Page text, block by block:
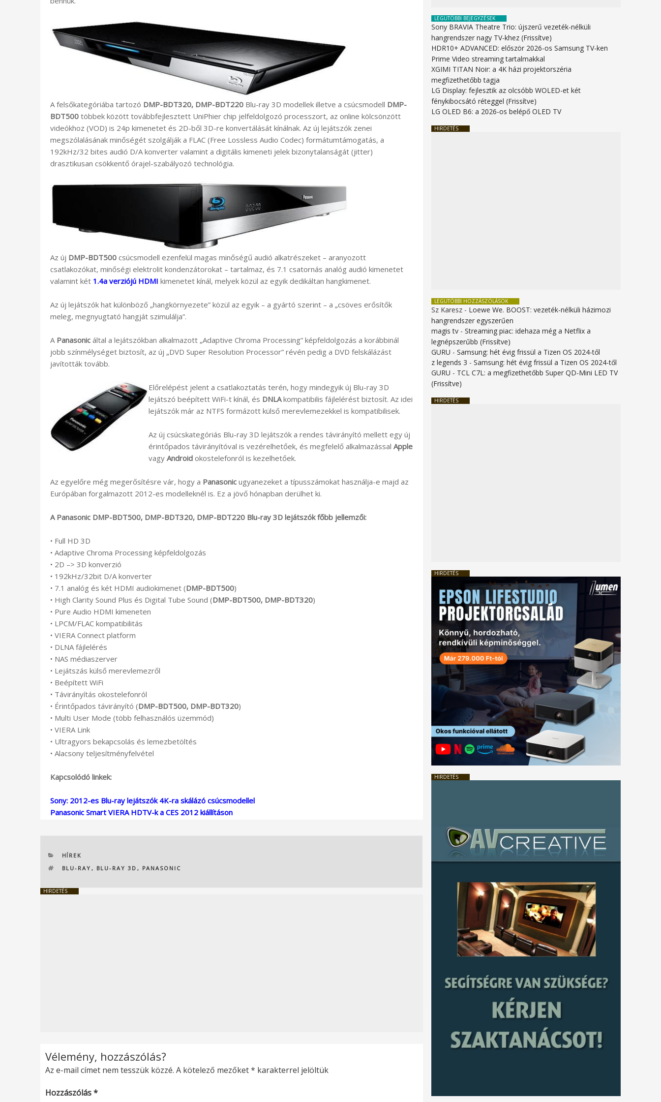
A felsőkategóriába tartozó DMP-BDT320, DMP-BDT220 Blu-ray 3D modellek illetve a csúcsmodell DMP-
BDT500 többek között továbbfejlesztett UniPhier chip jelfeldolgozó processzort, az online kölcsönzött
videókhoz (VOD) is 24p kimenetet és 2D-ből 3D-re konvertálását kínálnak. Az új lejátszók zenei
megszólalásának minőségét szolgálják a FLAC (Free Lossless Audio Codec) formátumtámogatás, a
192kHz/32 bites audió D/A konverter valamint a digitális kimeneti jelek bizonytalanságát (jitter)
drasztikusan csökkentő órajel-szabályozó technológia.
Az új DMP-BDT500 csúcsmodell ezenfelül magas minőségű audió alkatrészeket – aranyozott
csatlakozókat, minőségi elektrolit kondenzátorokat – tartalmaz, és 7.1 csatornás analóg audió kimenetet
valamint két 1.4a verziójú HDMI kimenetet kínál, melyek közül az egyik dedikáltan hangkimenet.
Az új lejátszók hat különböző „hangkörnyezete” közül az egyik – a gyártó szerint – a „csöves erősítők
meleg, megnyugtató hangját szimulálja”.
A Panasonic által a lejátszókban alkalmazott „Adaptive Chroma Processing” képfeldolgozás a korábbinál
jobb színmélységet biztosít, az új „DVD Super Resolution Processor” révén pedig a DVD felskálázást
javították tovább.
Előrelépést jelent a csatlakoztatás terén, hogy mindegyik új Blu-ray 3D
lejátszó beépített WiFi-t kínál, és DNLAkompatibilis fájlelérést biztosít. Az idei
lejátszók már az NTFS formázott külső merevlemezekkel is kompatibilisek.
Az új csúcskategóriás Blu-ray 3D lejátszók a rendes távirányító mellett egy új
érintőpados távirányítóval is vezérelhetőek, és megfelelő alkalmazással Apple
vagy Android okostelefonról is kezelhetőek.
Az egyelőre még megerősítésre vár, hogy a Panasonic ugyanezeket a típusszámokat használja-e majd az
Európában forgalmazott 2012-es modelleknél is. Ez a jövő hónapban derülhet ki.
A Panasonic DMP-BDT500, DMP-BDT320, DMP-BDT220 Blu-ray 3D lejátszók főbb jellemzői:
• Full HD 3D
• Adaptive Chroma Processing képfeldolgozás
• 2D –> 3D konverzió
• 192kHz/32bit D/A konverter
• 7.1 analóg és két HDMI audiokimenet (DMP-BDT500)
• High Clarity Sound Plus és Digital Tube Sound (DMP-BDT500, DMP-BDT320)
• Pure Audio HDMI kimeneten
• LPCM/FLAC kompatibilitás
• VIERA Connect platform
• DLNA fájlelérés
• NAS médiaszerver
• Lejátszás külső merevlemezről
• Beépített WiFi
• Távirányítás okostelefonról
• Érintőpados távirányító (DMP-BDT500, DMP-BDT320)
• Multi User Mode (több felhasználós üzemmód)
• VIERA Link
• Ultragyors bekapcsolás és lemezbetöltés
• Alacsony teljesítményfelvétel
Kapcsolódó linkek:
Sony: 2012-es Blu-ray lejátszók 4K-ra skálázó csúcsmodellel
Panasonic Smart VIERA HDTV-k a CES 2012 kiállításon
KATEGÓRIÁK
HÍREK
CÍMKÉK
BLU-RAY , BLU-RAY 3D , PANASONIC
HIRDETÉS
Vélemény, hozzászólás?
Az e-mail címet nem tesszük közzé. A kötelező mezőket* karakterrel jelöltük
Hozzászólás*
LEGUTÓBBI BEJEGYZÉSEK
Sony BRAVIA Theatre Trio: újszerű vezeték-nélküli
hangrendszer nagy TV-khez (Frissítve)
HDR10+ ADVANCED: először 2026-os Samsung TV-ken
Prime Video streaming tartalmakkal
XGIMI TITAN Noir: a 4K házi projektorszéria
megfizethetőbb tagja
LG Display: fejlesztik az olcsóbb WOLED-et két
fénykibocsátó réteggel (Frissítve)
LG OLED B6: a 2026-os belépő OLED TV
HIRDETÉS
LEGUTÓBBI HOZZÁSZÓLÁSOK
Sz Karesz - Loewe We. BOOST: vezeték-nélküli házimozi
hangrendszer egyszerűen
magis tv -Streaming piac: idehaza még a Netflix a
legnépszerűbb (Frissítve)
GURU -Samsung: hét évig frissül a Tizen OS 2024-től
z legends 3 -Samsung: hét évig frissül a Tizen OS 2024-től
GURU - TCL C7L: a megfizethetőbb Super QD-Mini LED TV
(Frissítve)
HIRDETÉS
HIRDETÉS
HIRDETÉS